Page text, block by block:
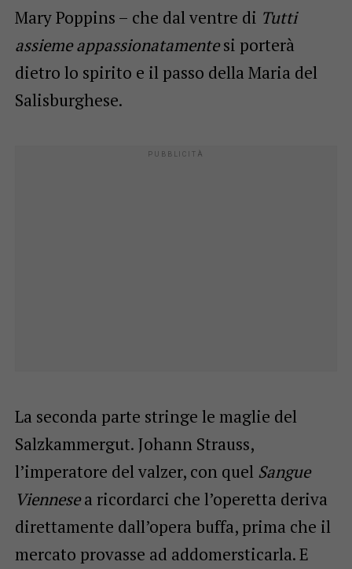
Mary Poppins – che dal ventre di Tutti
assieme appassionatamentesi porterà
dietro lo spirito e il passo della Maria del
Salisburghese.
La seconda parte stringe le maglie del
Salzkammergut. Johann Strauss,
l’imperatore del valzer, con quel Sangue
Viennesea ricordarci che l’operetta deriva
direttamente dall’opera buffa, prima che il
mercato provasse ad addomersticarla. E